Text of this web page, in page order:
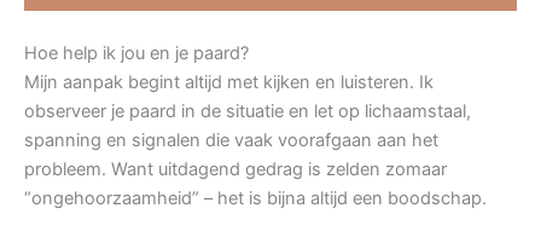
Hoe help ik jou en je paard?
Mijn aanpak begint altijd met kijken en luisteren. Ik
observeer je paard in de situatie en let op lichaamstaal,
spanning en signalen die vaak voorafgaan aan het
probleem. Want uitdagend gedrag is zelden zomaar
“ongehoorzaamheid” – het is bijna altijd een boodschap.